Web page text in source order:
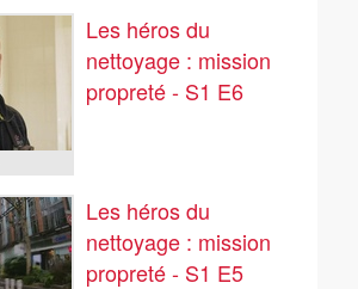
Les héros du
nettoyage : mission
propreté - S1 E6
Les héros du
nettoyage : mission
propreté - S1 E5